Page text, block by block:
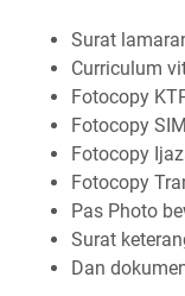
Surat
Curriculum
Fotocopy
Fotocopy
Fotocopy
Fotocopy
Pas Photo
Surat
Dan